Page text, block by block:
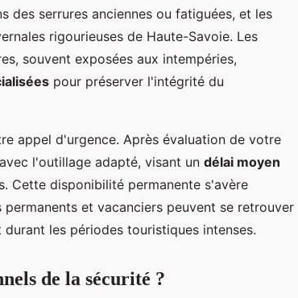
des serrures anciennes ou fatiguées, et les
rigourieuses de Haute-Savoie. Les
souvent exposées aux intempéries,
pour préserver l'intégrité du
appel d'urgence. Après évaluation de votre
l'outillage adapté, visant un délai moyen
Cette disponibilité permanente s'avère
et vacanciers peuvent se retrouver
les périodes touristiques intenses.
de la sécurité ?